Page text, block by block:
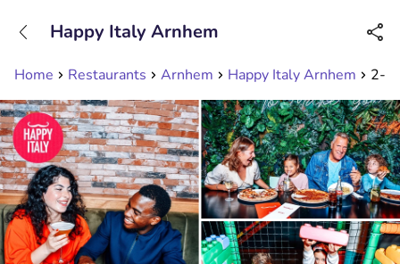
Bereikbaar tot 23:00 uur
Home Restaurants Arnhem Happy Italy Arnhem 2-
Happy Italy Arnhem